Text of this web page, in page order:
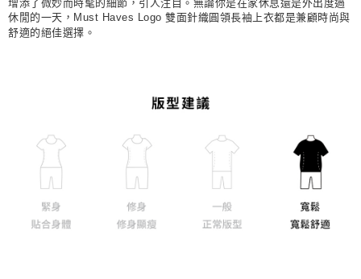
增添了微妙而時髦的細節，引人注目。無論你是在家休息還是外出度過
休閒的一天，Must Haves Logo 雙面針織圓領長袖上衣都是兼顧時尚與
舒適的絕佳選擇。